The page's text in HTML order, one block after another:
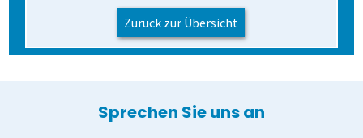
Zurück zur Übersicht
Sprechen Sie uns an